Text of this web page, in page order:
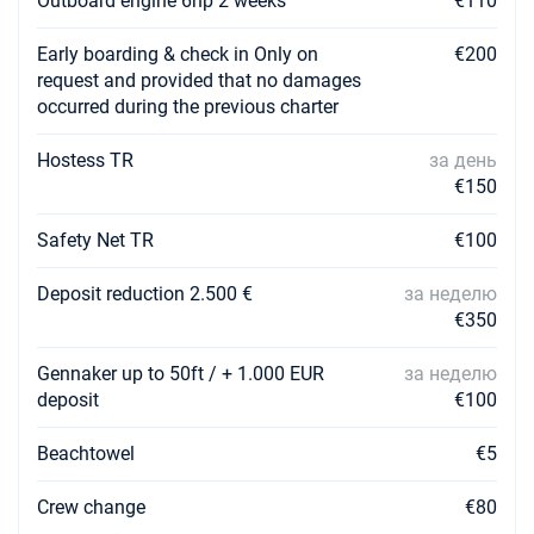
€2070
13/03/2027 - 20/03/2027
Забронировать
20/03/2027 - 27/03/2027 €2070
27/03/2027 - 03/04/2027 €2070
Забронировать
€2070
10/04/2027 - 17/04/2027 €2070
17/04/2027 - 24/04/2027 €3240
Забронировать
Early boarding & check in Only on
request and provided that no damages
occurred during the previous charter
€200
Hostess TR
за день
€150
Safety Net TR €100
Deposit reduction 2.500 €
за неделю
€350
Gennaker up to 50ft / + 1.000 EUR
deposit
за неделю
€100
Beachtowel €5
Crew change €80